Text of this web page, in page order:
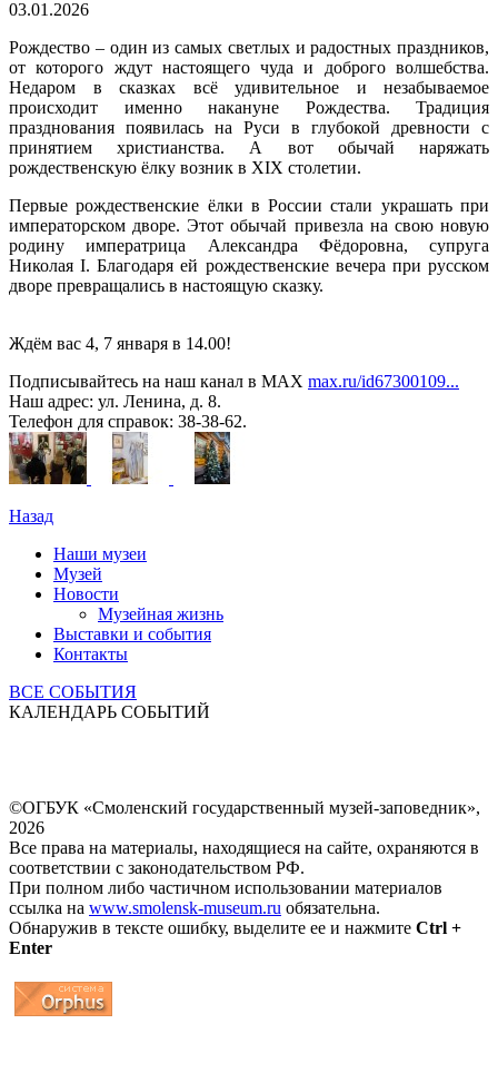
03.01.2026
Рождество – один из самых светлых и радостных праздников,
от которого ждут настоящего чуда и доброго волшебства.
Недаром в сказках всё удивительное и незабываемое
происходит именно накануне Рождества. Традиция
празднования появилась на Руси в глубокой древности с
принятием христианства. А вот обычай наряжать
рождественскую ёлку возник в XIX столетии.
Первые рождественские ёлки в России стали украшать при
императорском дворе. Этот обычай привезла на свою новую
родину императрица Александра Фёдоровна, супруга
Николая I. Благодаря ей рождественские вечера при русском
дворе превращались в настоящую сказку.
Ждём вас 4, 7 января в 14.00!
Подписывайтесь на наш канал в MAX max.ru/id67300109...
Наш адрес: ул. Ленина, д. 8.
Телефон для справок: 38-38-62.
Назад
Наши музеи
Музей
Новости
Музейная жизнь
Выставки и события
Контакты
ВСЕ СОБЫТИЯ
КАЛЕНДАРЬ СОБЫТИЙ
©ОГБУК «Смоленский государственный музей-заповедник»,
2026
Все права на материалы, находящиеся на сайте, охраняются в
соответствии с законодательством РФ.
При полном либо частичном использовании материалов
ссылка на www.smolensk-museum.ru обязательна.
Обнаружив в тексте ошибку, выделите ее и нажмите Ctrl +
Enter